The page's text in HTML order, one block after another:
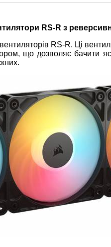
RS-R з
RS-R. Ці
що дозволяє бачити